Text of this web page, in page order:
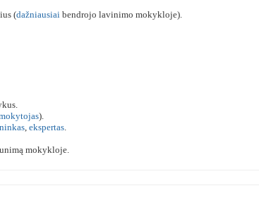
(dažniausiai bendrojo lavinimo mokykloje).
).
, ekspertas.
mokykloje.